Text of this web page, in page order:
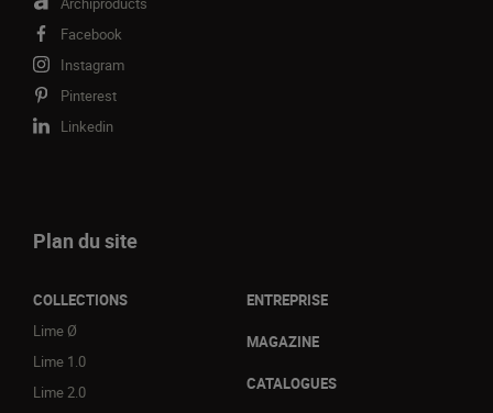
Facebook
Instagram
Pinterest
Linkedin
Plan du site
COLLECTIONS
Lime Ø
Lime 1.0
Lime 2.0
ENTREPRISE
MAGAZINE
CATALOGUES